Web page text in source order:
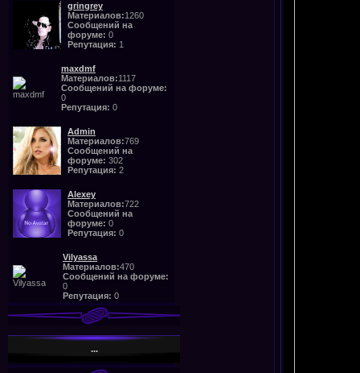
gringrey
Материалов:1260
Сообщений на
форуме: 0
Репутация: 1
maxdmf
Материалов:1117
Сообщений на форуме:
0
Репутация: 0
Admin
Материалов:769
Сообщений на
форуме: 302
Репутация: 2
Alexey
Материалов:722
Сообщений на
форуме: 0
Репутация: 0
Vilyassa
Материалов:470
Сообщений на форуме:
0
Репутация: 0
...